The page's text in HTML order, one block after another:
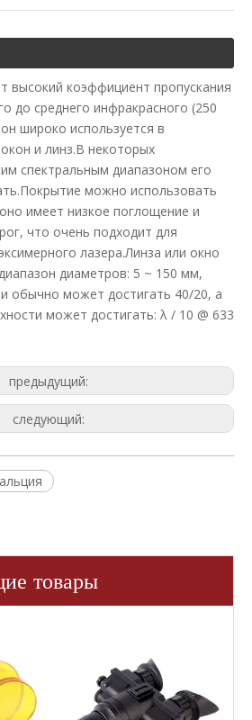
высокий коэффициент пропускания
до среднего инфракрасного (250
широко используется в
и линз.В некоторых
спектральным диапазоном его
можно использовать
имеет низкое поглощение и
что очень подходит для
лазера.Линза или окно
диаметров: 5 ~ 150 мм,
обычно может достигать 40/20, а
может достигать: λ / 10 @ 633
предыдущий:
следующий:
товары